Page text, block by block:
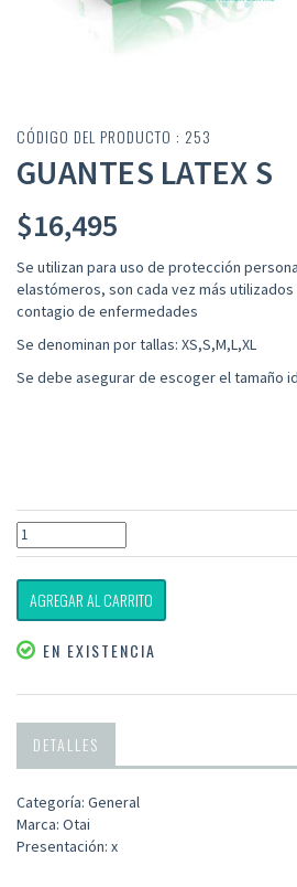
CÓDIGO DEL PRODUCTO : 253
GUANTES LATEX S
$16,495
Se utilizan para uso de protección
elastómeros, son cada vez más
contagio de enfermedades
Se denominan por tallas: XS,S,M,L,XL
Se debe asegurar de escoger el tamaño
AGREGAR AL CARRITO
EN EXISTENCIA
DETALLES
Categoría: General
Marca: Otai
Presentación: x